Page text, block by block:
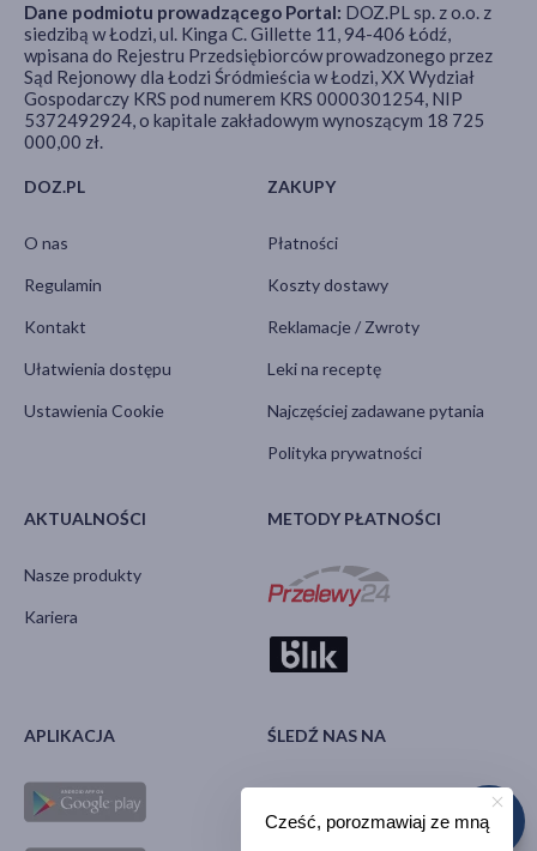
DOZ.PL
O nas
Regulamin
Kontakt
Ułatwienia dostępu
Ustawienia Cookie
ZAKUPY
Płatności
Koszty dostawy
Reklamacje / Zwroty
Leki na receptę
Najczęściej zadawane pytania
Polityka prywatności
AKTUALNOŚCI
Nasze produkty
Kariera
METODY PŁATNOŚCI
APLIKACJA ŚLEDŹ NAS NA
Dane podmiotu prowadzącego Portal: DOZ.PL sp. z o.o. z
siedzibą w Łodzi, ul. Kinga C. Gillette 11, 94-406 Łódź,
wpisana do Rejestru Przedsiębiorców prowadzonego przez
Sąd Rejonowy dla Łodzi Śródmieścia w Łodzi, XX Wydział
Gospodarczy KRS pod numerem KRS 0000301254, NIP
5372492924, o kapitale zakładowym wynoszącym 18 725
000,00 zł.
Cześć, porozmawiaj ze mną